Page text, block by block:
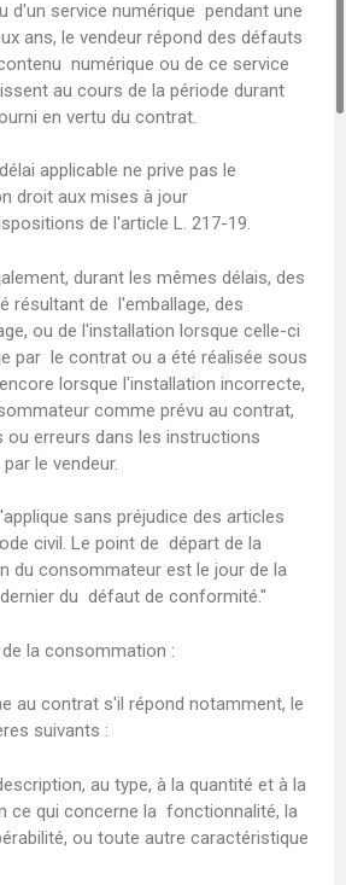
d'un service numérique pendant une
ans, le vendeur répond des défauts
numérique ou de ce service
au cours de la période durant
en vertu du contrat.
applicable ne prive pas le
droit aux mises à jour
de l'article L. 217-19.
durant les mêmes délais, des
résultant de l'emballage, des
ou de l'installation lorsque celle-ci
par le contrat ou a été réalisée sous
lorsque l'installation incorrecte,
comme prévu au contrat,
ou erreurs dans les instructions
le vendeur.
sans préjudice des articles
civil. Le point de départ de la
du consommateur est le jour de la
du défaut de conformité."
la consommation :
au contrat s'il répond notamment, le
suivants :
au type, à la quantité et à la
ce qui concerne la fonctionnalité, la
ou toute autre caractéristique